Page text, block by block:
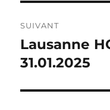
SUIVANT
Publication
suivante :
Lausanne
31.01.2025